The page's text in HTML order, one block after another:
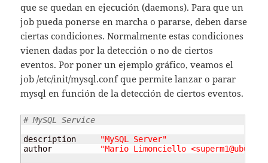
que se quedan en ejecución (daemons). Para que un
job pueda ponerse en marcha o pararse, deben darse
ciertas condiciones. Normalmente estas condiciones
vienen dadas por la detección o no de ciertos
eventos. Por poner un ejemplo gráfico, veamos el
job /etc/init/mysql.conf que permite lanzar o parar
mysql en función de la detección de ciertos eventos.
# MySQL Service
description "MySQL Server"
author "Mario Limonciello